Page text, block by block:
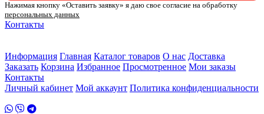
Нажимая кнопку «Оставить заявку» я даю свое согласие на обработку
персональных данных
Контакты
Информация Главная Каталог товаров О нас Доставка
Заказать Корзина Избранное Просмотренное Мои заказы
Контакты
Личный кабинет Мой аккаунт Политика конфиденциальности